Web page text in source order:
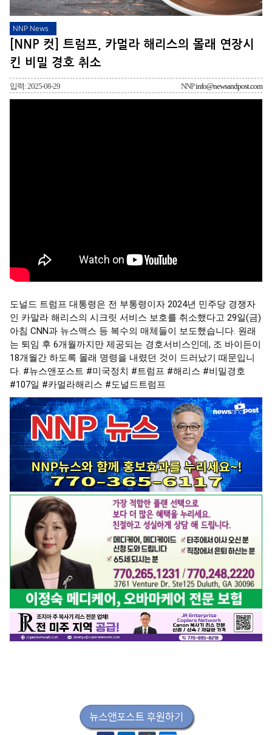
NNP News
[NNP 컷] 트럼프, 카멀라 해리스의 몰래 연장시
킨 비밀 경호 취소
입력: 2025-08-29 NNPinfo@newsandpost.com
도널드 트럼프 대통령은 전 부통령이자 2024년 민주당 경쟁자
인 카말라 해리스의 시크릿 서비스 보호를 취소했다고 29일(금)
아침 CNN과 뉴스맥스 등 복수의 매체들이 보도했습니다. 원래
는 퇴임 후 6개월까지만 제공되는 경호서비스인데, 조 바이든이
18개월간 하도록 몰래 명령을 내렸던 것이 드러났기 때문입니
다. #뉴스앤포스트 #미국정치 #트럼프 #해리스 #비밀경호
#107일 #카멀라해리스 #도널드트럼프